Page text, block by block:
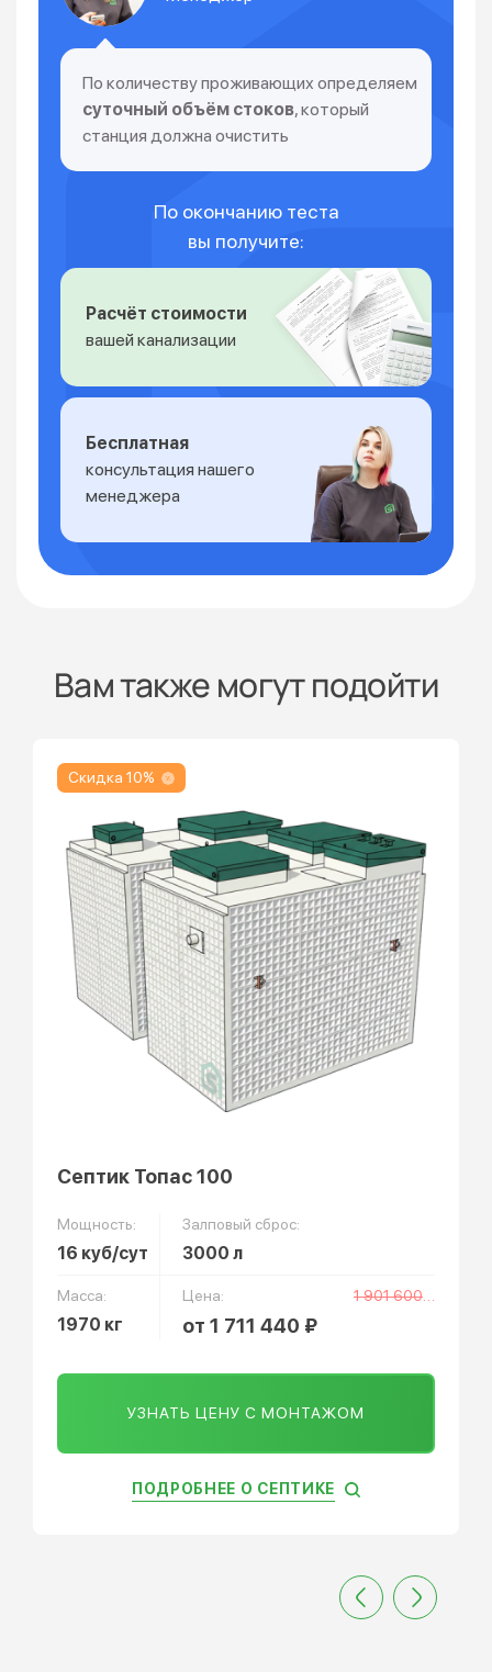
По количеству проживающих определяем
суточный объём стоков, который
станция должна очистить
По окончанию теста
вы получите:
Расчёт стоимости
вашей канализации
Бесплатная
консультация нашего
менеджера
Вам также могут подойти
Скидка 10%
Септик Топас 100
Мощность:
16 куб/сут
Залповый сброс:
3000 л
Масса:
1970 кг
Цена:
от 1 711 440 ₽
УЗНАТЬ ЦЕНУ С МОНТАЖОМ
ПОДРОБНЕЕ О СЕПТИКЕ